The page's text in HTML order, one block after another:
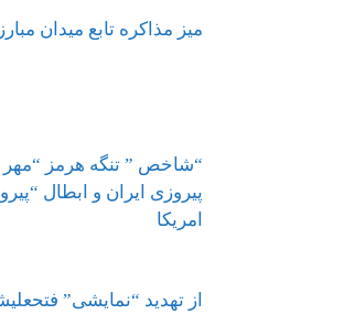
میز مذاکره تابع میدان
“شاخص ” تنگه هرمز “مهر
پیروزی ایران و ابطال
امریکا
از تهدید “نمایشی”